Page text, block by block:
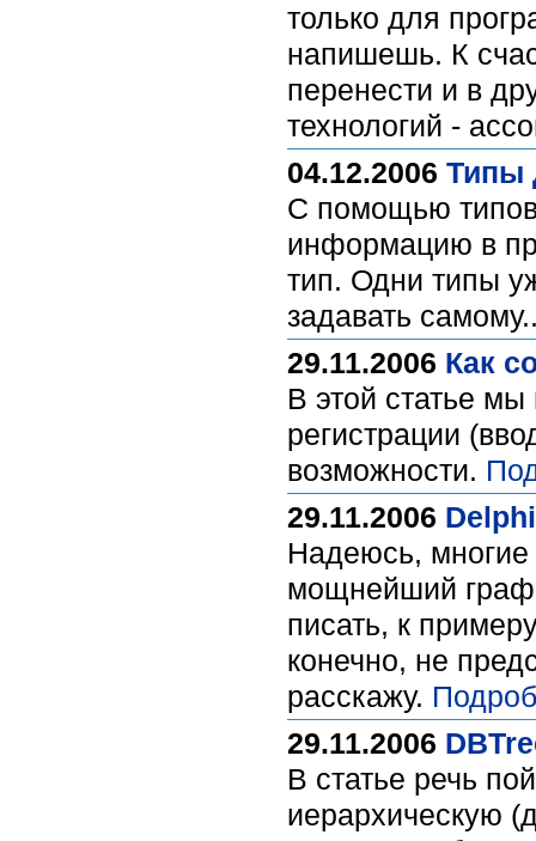
только для
напишешь. К
перенести и в
технологий -
04.12.2006 Типы
С помощью типов
информацию в
тип. Одни типы
задавать
29.11.2006 Как
В этой статье мы
регистрации
возможности.
29.11.2006
Надеюсь, многие
мощнейший
писать, к
конечно, не
расскажу.
29.11.2006
В статье речь
иерархическую